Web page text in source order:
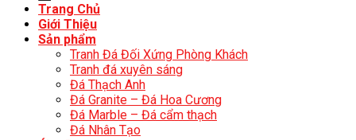
Trang Chủ
Giới Thiệu
Sản phẩm
Tranh Đá Đối Xứng Phòng Khách
Tranh đá xuyên sáng
Đá Thạch Anh
Đá Granite – Đá Hoa Cương
Đá Marble – Đá cẩm thạch
Đá Nhân Tạo